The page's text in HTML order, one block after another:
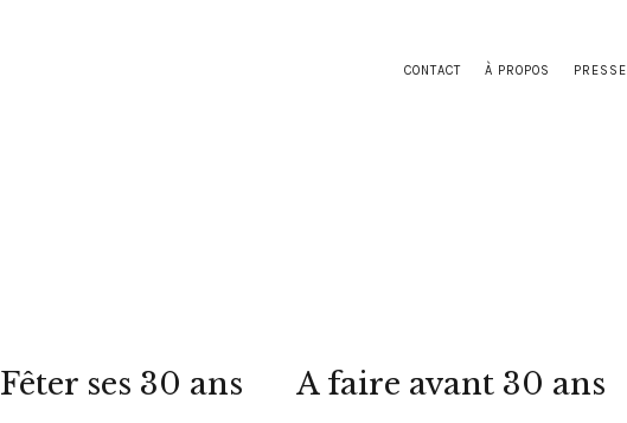
CONTACT À PROPOS PRESSE
Fêter ses 30 ans A faire avant 30 ans